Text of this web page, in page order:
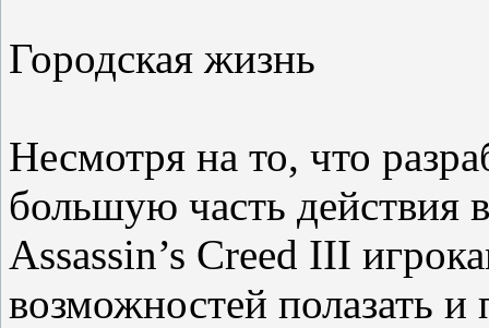
Городская жизнь
Несмотря на то, что
большую часть
Assassin’s Creed III
возможностей полазать